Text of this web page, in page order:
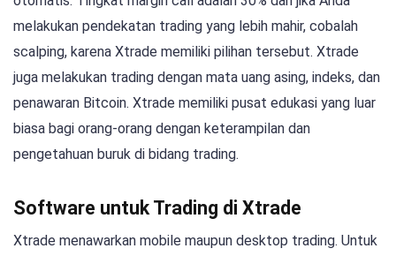
melakukan pendekatan trading yang lebih mahir, cobalah
scalping, karena Xtrade memiliki pilihan tersebut. Xtrade
juga melakukan trading dengan mata uang asing, indeks, dan
penawaran Bitcoin. Xtrade memiliki pusat edukasi yang luar
biasa bagi orang-orang dengan keterampilan dan
pengetahuan buruk di bidang trading.
Software untuk Trading di Xtrade
Xtrade menawarkan mobile maupun desktop trading. Untuk